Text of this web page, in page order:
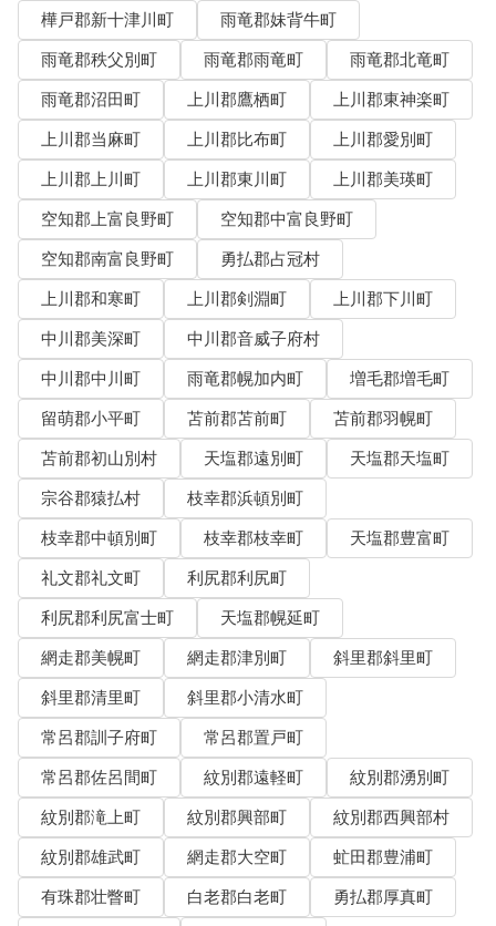
樺戸郡新十津川町
雨竜郡妹背牛町
雨竜郡秩父別町
雨竜郡雨竜町
雨竜郡北竜町
雨竜郡沼田町
上川郡鷹栖町
上川郡東神楽町
上川郡当麻町
上川郡比布町
上川郡愛別町
上川郡上川町
上川郡東川町
上川郡美瑛町
空知郡上富良野町
空知郡中富良野町
空知郡南富良野町
勇払郡占冠村
上川郡和寒町
上川郡剣淵町
上川郡下川町
中川郡美深町
中川郡音威子府村
中川郡中川町
雨竜郡幌加内町
増毛郡増毛町
留萌郡小平町
苫前郡苫前町
苫前郡羽幌町
苫前郡初山別村
天塩郡遠別町
天塩郡天塩町
宗谷郡猿払村
枝幸郡浜頓別町
枝幸郡中頓別町
枝幸郡枝幸町
天塩郡豊富町
礼文郡礼文町
利尻郡利尻町
利尻郡利尻富士町
天塩郡幌延町
網走郡美幌町
網走郡津別町
斜里郡斜里町
斜里郡清里町
斜里郡小清水町
常呂郡訓子府町
常呂郡置戸町
常呂郡佐呂間町
紋別郡遠軽町
紋別郡湧別町
紋別郡滝上町
紋別郡興部町
紋別郡西興部村
紋別郡雄武町
網走郡大空町
虻田郡豊浦町
有珠郡壮瞥町
白老郡白老町
勇払郡厚真町